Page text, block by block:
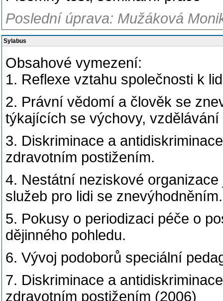
Poslední úprava: Mužáková
Sylabus
Obsahové vymezení:
1. Reflexe vztahu společnosti k
2. Právní vědomí a člověk se
týkajících se výchovy,
3. Diskriminace a
zdravotním postižením.
4. Nestátní neziskové
služeb pro lidi se znevýhodněním.
5. Pokusy o periodizaci péče o
dějinného pohledu.
6. Vývoj podoborů speciální
7. Diskriminace a
zdravotním postižením (2006)